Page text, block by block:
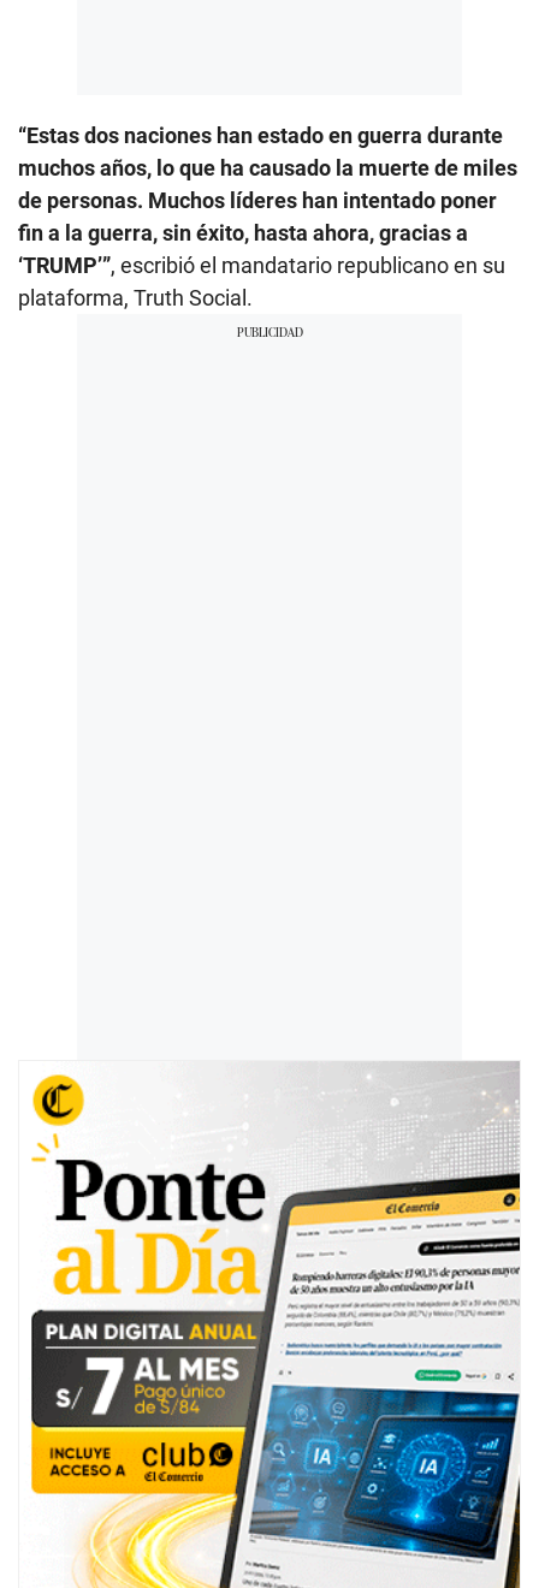
“Estas dos naciones han estado en guerra durante
muchos años, lo que ha causado la muerte de miles
de personas. Muchos líderes han intentado poner
fin a la guerra, sin éxito, hasta ahora, gracias a
‘TRUMP’”, escribió el mandatario republicano en su
plataforma, Truth Social.